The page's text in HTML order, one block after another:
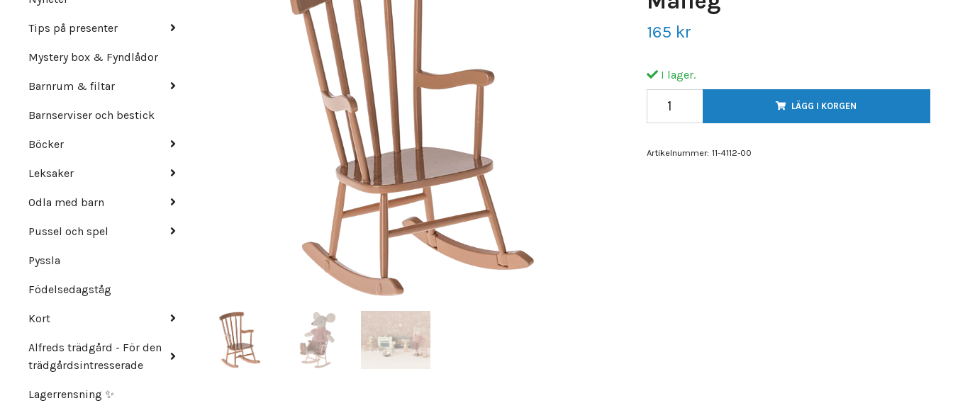
Tips på presenter
Mystery box & Fyndlådor
Barnrum & filtar
Barnserviser och bestick
Böcker
Leksaker
Odla med barn
Pussel och spel
Pyssla
Födelsedagståg
Kort
Alfreds trädgård - För den
trädgårdsintresserade
Lagerrensning ✨
165 kr
I lager.
LÄGG I KORGEN
Artikelnummer: 11-4112-00